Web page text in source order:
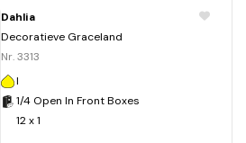
Dahlia
Decoratieve Graceland
Nr. 3313
I
1/4 Open In Front Boxes
12 x 1